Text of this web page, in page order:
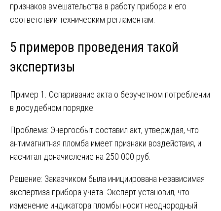
признаков вмешательства в работу прибора и его
соответствии техническим регламентам.
5 примеров проведения такой
экспертизы
Пример 1. Оспаривание акта о безучетном потреблении
в досудебном порядке.
Проблема: Энергосбыт составил акт, утверждая, что
антимагнитная пломба имеет признаки воздействия, и
насчитал доначисление на 250 000 руб.
Решение: Заказчиком была инициирована независимая
экспертиза прибора учета. Эксперт установил, что
изменение индикатора пломбы носит неоднородный